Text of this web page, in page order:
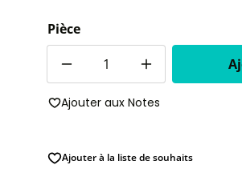
Pièce
Ajouter aux Notes
Ajouter à la liste de souhaits